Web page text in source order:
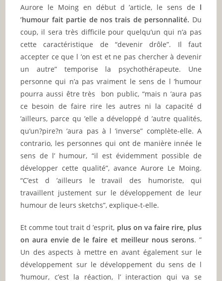
Aurore le Moing en début d ’article, le sens de l
’humour fait partie de nos trais de personnalité. Du
coup, il sera très difficile pour quelqu’un qui n’a pas
cette caractéristique de “devenir drôle”. Il faut
accepter ce que l ’on est et ne pas chercher à devenir
un autre” temporise la psychothérapeute. Une
personne qui n’a pas vraiment le sens de l ’humour
pourra aussi être très bon public, “mais n ’aura pas
ce besoin de faire rire les autres ni la capacité d
’ailleurs, parce qu ’elle a développé d ’autre qualités,
qu’un?pire?n ’aura pas à l ’inverse” complète-elle. A
contrario, les personnes qui ont de manière innée le
sens de l’ humour, “il est évidemment possible de
développer cette qualité”, avance Aurore Le Moing.
“C’est d ’ailleurs le travail des humoriste, qui
travaillent justement sur le développement de leur
humour de leurs sketchs”, explique-t-elle.
Et comme tout trait d ’esprit, plus on va faire rire, plus
on aura envie de le faire et meilleur nous serons. ”
Un des aspects à mettre en avant également sur le
développement sur le développement du sens de l
’humour, c’est la réaction, l’ interaction qui va se